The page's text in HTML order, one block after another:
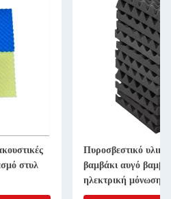
στυλ
Πυροσβεστικό
βαμβάκι αυγό
ηλεκτρική μόνωση